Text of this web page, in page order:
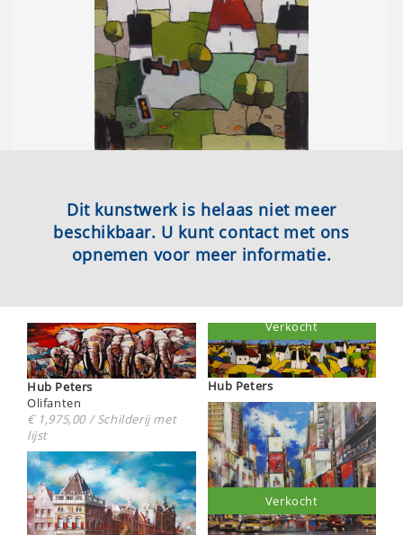
Dit kunstwerk is helaas niet meer
beschikbaar. U kunt contact met ons
opnemen voor meer informatie.
Hub Peters
Olifanten
€ 1,975,00 / Schilderij met
lijst
Hub Peters
Verkocht
Verkocht